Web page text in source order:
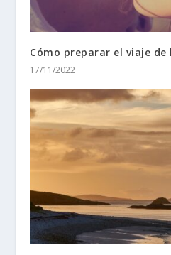
Cómo preparar el viaje de
17/11/2022